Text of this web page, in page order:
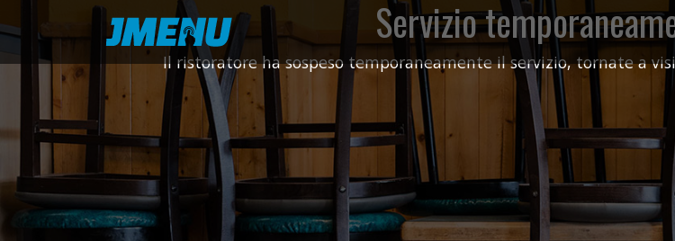
Servizio
Il ristoratore ha sospeso temporaneamente il servizio, tornate a